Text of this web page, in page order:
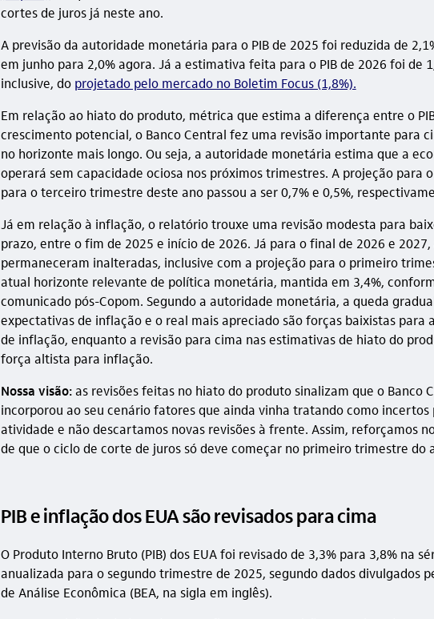
cortes de juros já neste ano.
A previsão da autoridade monetária para o PIB de 2025 foi reduzida de
em junho para 2,0% agora. Já a estimativa feita para o PIB de 2026 foi de
inclusive, do projetado pelo mercado no Boletim Focus (1,8%).
Em relação ao hiato do produto, métrica que estima a diferença entre o
crescimento potencial, o Banco Central fez uma revisão importante para
no horizonte mais longo. Ou seja, a autoridade monetária estima que a
operará sem capacidade ociosa nos próximos trimestres. A projeção para
para o terceiro trimestre deste ano passou a ser 0,7% e 0,5%,
Já em relação à inflação, o relatório trouxe uma revisão modesta para
prazo, entre o fim de 2025 e início de 2026. Já para o final de 2026 e 2027,
permaneceram inalteradas, inclusive com a projeção para o primeiro
atual horizonte relevante de política monetária, mantida em 3,4%,
comunicado pós-Copom. Segundo a autoridade monetária, a queda
expectativas de inflação e o real mais apreciado são forças baixistas para
de inflação, enquanto a revisão para cima nas estimativas de hiato do
força altista para inflação.
Nossa visão:as revisões feitas no hiato do produto sinalizam que o Banco
incorporou ao seu cenário fatores que ainda vinha tratando como incertos
atividade e não descartamos novas revisões à frente. Assim, reforçamos
de que o ciclo de corte de juros só deve começar no primeiro trimestre do
PIB e inflação dos EUA são revisados para cima
O Produto Interno Bruto (PIB) dos EUA foi revisado de 3,3% para 3,8% na
anualizada para o segundo trimestre de 2025, segundo dados divulgados
de Análise Econômica (BEA, na sigla em inglês).